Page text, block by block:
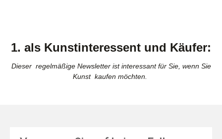
1. als Kunstinteressent und Käufer:
Dieser regelmäßige Newsletter ist interessant für Sie, wenn Sie
Kunst kaufen möchten.